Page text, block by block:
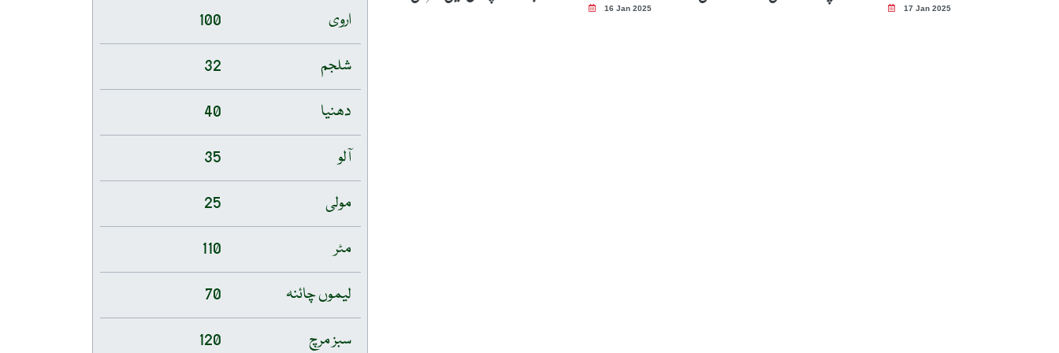
17 Jan 2025
16 Jan 2025
اروی
100
شلجم
32
دھنیا
40
آلو
35
مولی
25
مٹر
110
لیموں چائنہ
70
سبز مرچ
120